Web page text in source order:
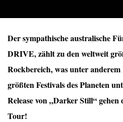
Der sympathische australische
DRIVE, zählt zu den weltweit
Rockbereich, was unter
größten Festivals des Planeten
Release von „Darker Still“
Tour!